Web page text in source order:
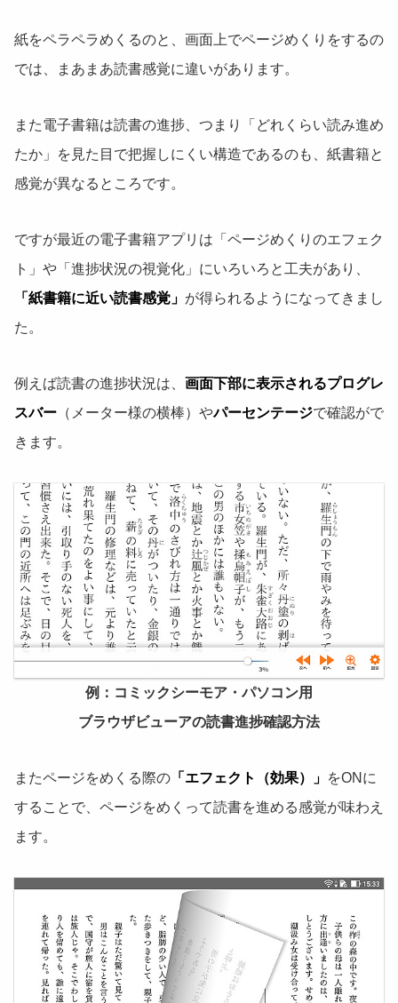
紙をペラペラめくるのと、画面上でページめくりをするの
では、まあまあ読書感覚に違いがあります。
また電子書籍は読書の進捗、つまり「どれくらい読み進め
たか」を見た目で把握しにくい構造であるのも、紙書籍と
感覚が異なるところです。
ですが最近の電子書籍アプリは「ページめくりのエフェク
ト」や「進捗状況の視覚化」にいろいろと工夫があり、
「紙書籍に近い読書感覚」 が得られるようになってきまし
た。
例えば読書の進捗状況は、 画面下部に表示されるプログレ
スバー （メーター様の横棒）やパーセンテージで確認がで
きます。
例：コミックシーモア・パソコン用
ブラウザビューアの読書進捗確認方法
またページをめくる際の 「エフェクト（効果）」 をONに
することで、ページをめくって読書を進める感覚が味わえ
ます。